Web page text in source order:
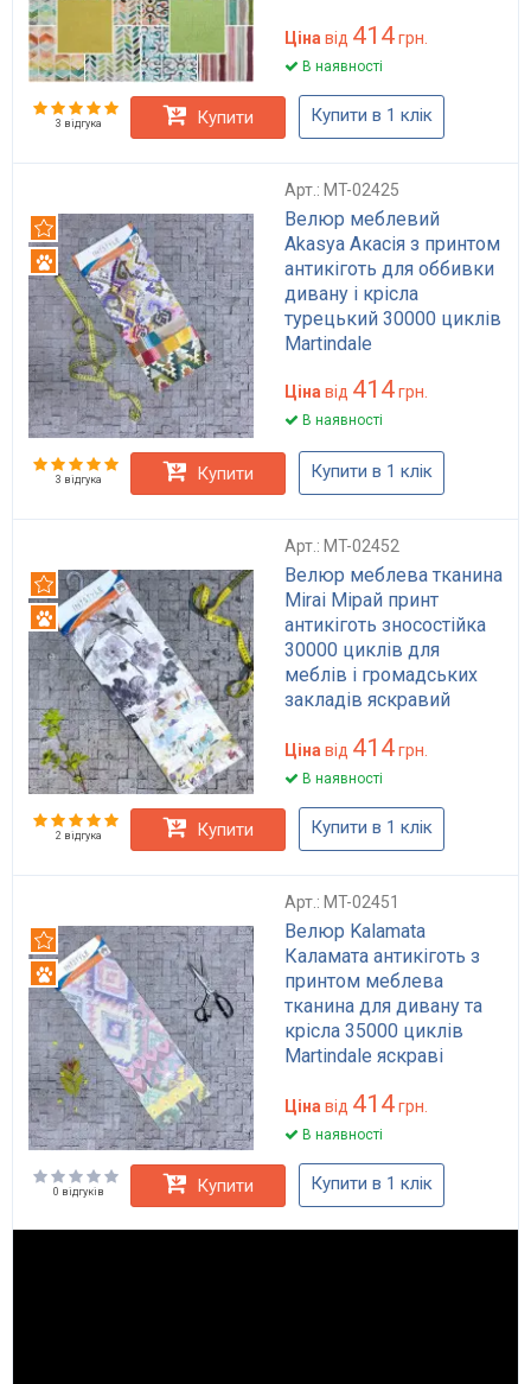
щільність 320 г/м²
Україна
Ціна від 414грн.
В наявності
3 відгука Купити Купити в 1 клік
Арт.: MT-02425
Велюр меблевий
Akasya Акасія з принтом
антикіготь для оббивки
дивану і крісла
турецький 30000 циклів
Martindale
Рекомендуємо
Антикіготь
Ціна від 414грн.
В наявності
3 відгука Купити Купити в 1 клік
Арт.: MT-02452
Велюр меблева тканина
Mirai Мірай принт
антикіготь зносостійка
30000 циклів для
меблів і громадських
закладів яскравий
тканина
Рекомендуємо
Антикіготь
Ціна від 414грн.
В наявності
2 відгука Купити Купити в 1 клік
Арт.: MT-02451
Велюр Kalamata
Каламата антикіготь з
принтом меблева
тканина для дивану та
крісла 35000 циклів
Martindale яскраві
Рекомендуємо
Антикіготь
Ціна від 414грн.
В наявності
0 відгуків Купити Купити в 1 клік